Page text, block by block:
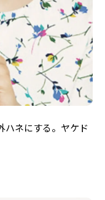
ハネにする。ヤケド